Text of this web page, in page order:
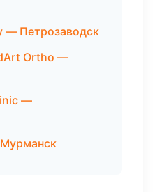
— Петрозаводск
Ortho —
—